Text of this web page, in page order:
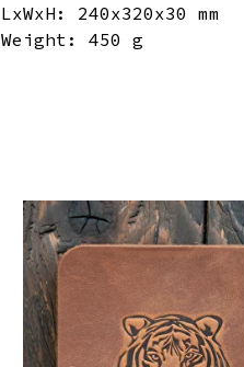
LxWxH: 240x320x30 mm
Weight: 450 g